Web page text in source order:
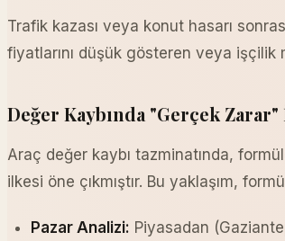
Trafik kazası veya konut hasarı
fiyatlarını düşük gösteren veya
Değer Kaybında "Gerçek
Araç değer kaybı tazminatında,
ilkesi öne çıkmıştır. Bu yaklaşım,
Pazar Analizi: Piyasadan